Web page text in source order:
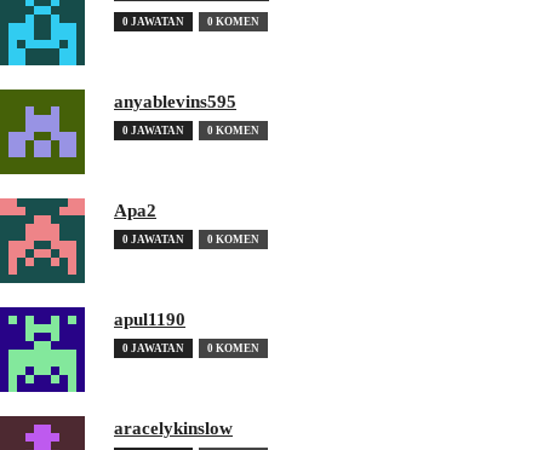
0 JAWATAN 0 KOMEN
anyablevins595
0 JAWATAN 0 KOMEN
Apa2
0 JAWATAN 0 KOMEN
apul1190
0 JAWATAN 0 KOMEN
aracelykinslow